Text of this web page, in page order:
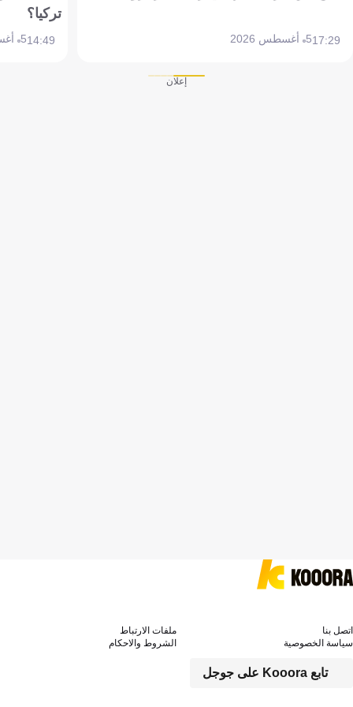
17:295 أغسطس 2026
تركيا؟
14:495 أغسطس 2026
إعلان
تابع Kooora على جوجل
اتصل بنا
ملفات الارتباط
سياسة الخصوصية
الشروط والاحكام